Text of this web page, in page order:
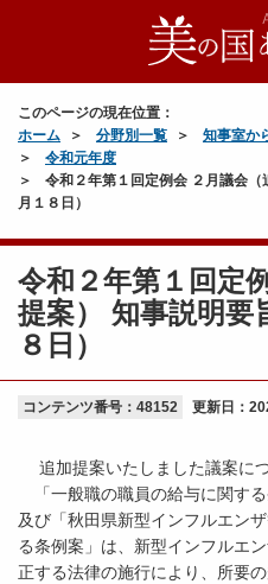
このページの現在位置：
ホーム
分野別一覧 知事室か
令和元年度
令和２年第１回定例会 ２月議会
月１８日）
令和２年第１回定
提案） 知事説明要
８日）
コンテンツ番号：48152 更新日：
追加提案いたしました議案に
「一般職の職員の給与に関する
及び「秋田県新型インフルエン
る条例案」は、新型インフルエ
正する法律の施行により、所要